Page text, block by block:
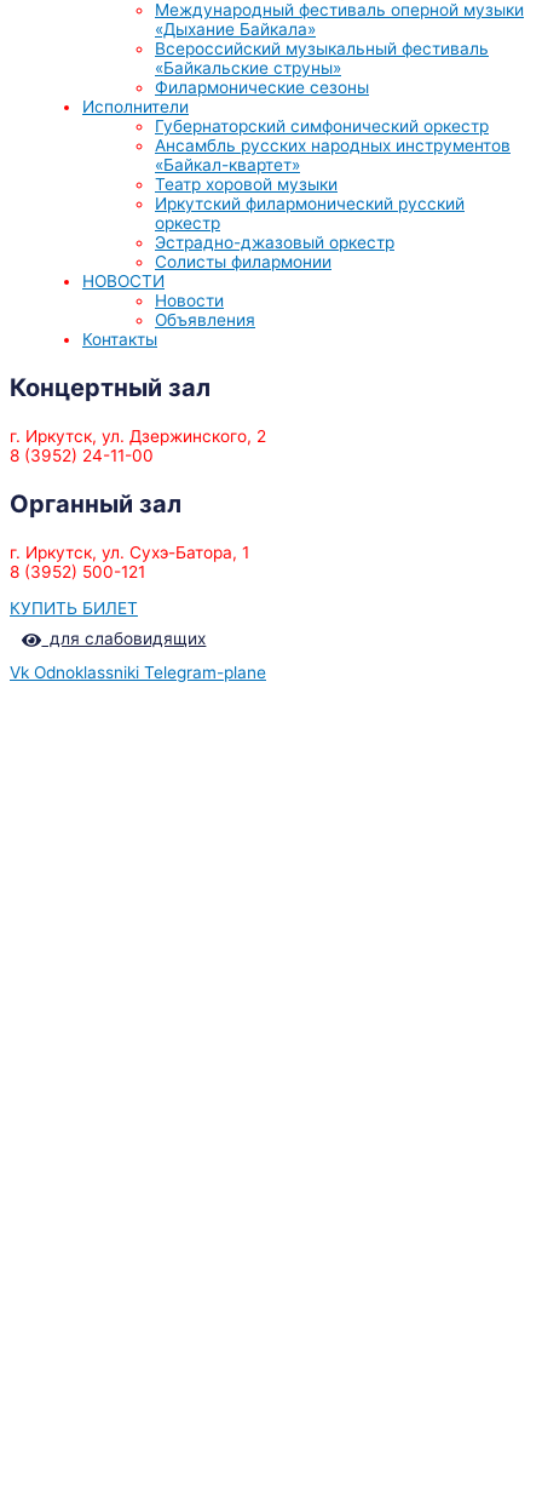
Международный фестиваль оперной музыки
«Дыхание Байкала»
Всероссийский музыкальный фестиваль
«Байкальские струны»
Филармонические сезоны
Исполнители
Губернаторский симфонический оркестр
Ансамбль русских народных инструментов
«Байкал-квартет»
Театр хоровой музыки
Иркутский филармонический русский
оркестр
Эстрадно-джазовый оркестр
Солисты филармонии
НОВОСТИ
Новости
Объявления
Контакты
Концертный зал
г. Иркутск, ул. Дзержинского, 2
8 (3952) 24-11-00
Органный зал
г. Иркутск, ул. Сухэ-Батора, 1
8 (3952) 500-121
КУПИТЬ БИЛЕТ
для слабовидящих
Vk Odnoklassniki Telegram-plane